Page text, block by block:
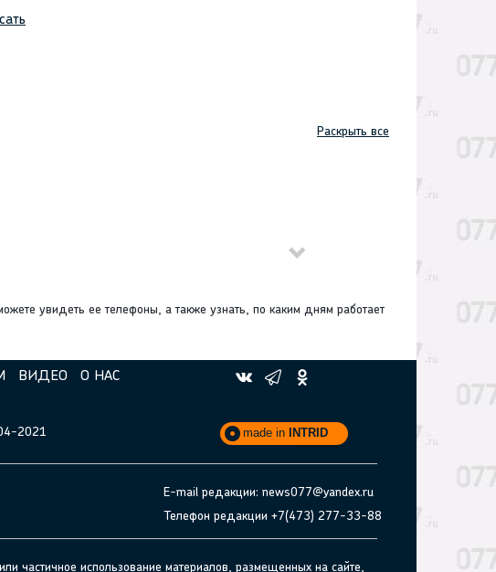
Раскрыть все
увидеть ее телефоны, а также узнать, по каким дням работает
ВИДЕО О НАС
2021 made in INTRID
E-mail редакции: news077@yandex.ru
Телефон редакции +7(473) 277-33-88
частичное использование материалов, размещенных на сайте,